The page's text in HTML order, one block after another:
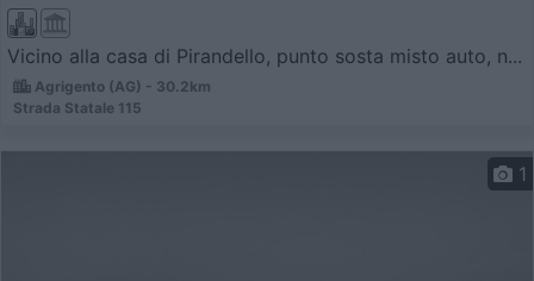
Vicino alla casa di Pirandello, punto sosta misto auto, n...
Agrigento (AG) - 30.2km
Strada Statale 115
1